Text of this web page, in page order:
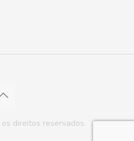
direitos reservados.